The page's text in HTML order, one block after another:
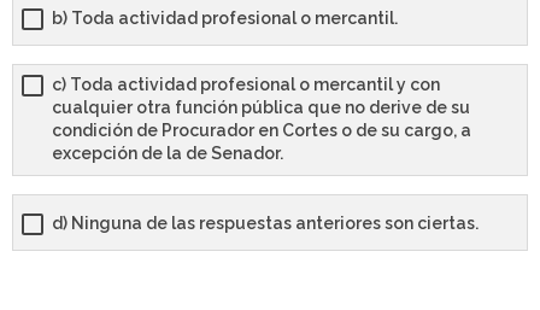
b) Toda actividad profesional o mercantil.
c) Toda actividad profesional o mercantil y con
cualquier otra función pública que no derive de su
condición de Procurador en Cortes o de su cargo, a
excepción de la de Senador.
d) Ninguna de las respuestas anteriores son ciertas.